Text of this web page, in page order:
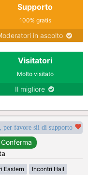
Supporto
100% gratis
in ascolto
Visitatori
Molto visitato
Il migliore
favore sii di supporto
Eastern Incontri Hail